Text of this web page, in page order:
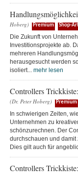
Hoberg)
Premium Shop-
Die Zukunft von
Investitionsprojekte ab.
mehreren
herausgesucht werden
isoliert... mehr lesen
Controllers
(Dr. Peter Hoberg) Premium
In schwierigen Zeiten,
Unternehmen zu
schönzurechnen. Der
durchschauen und damit
Dies gilt auch für
Controllers